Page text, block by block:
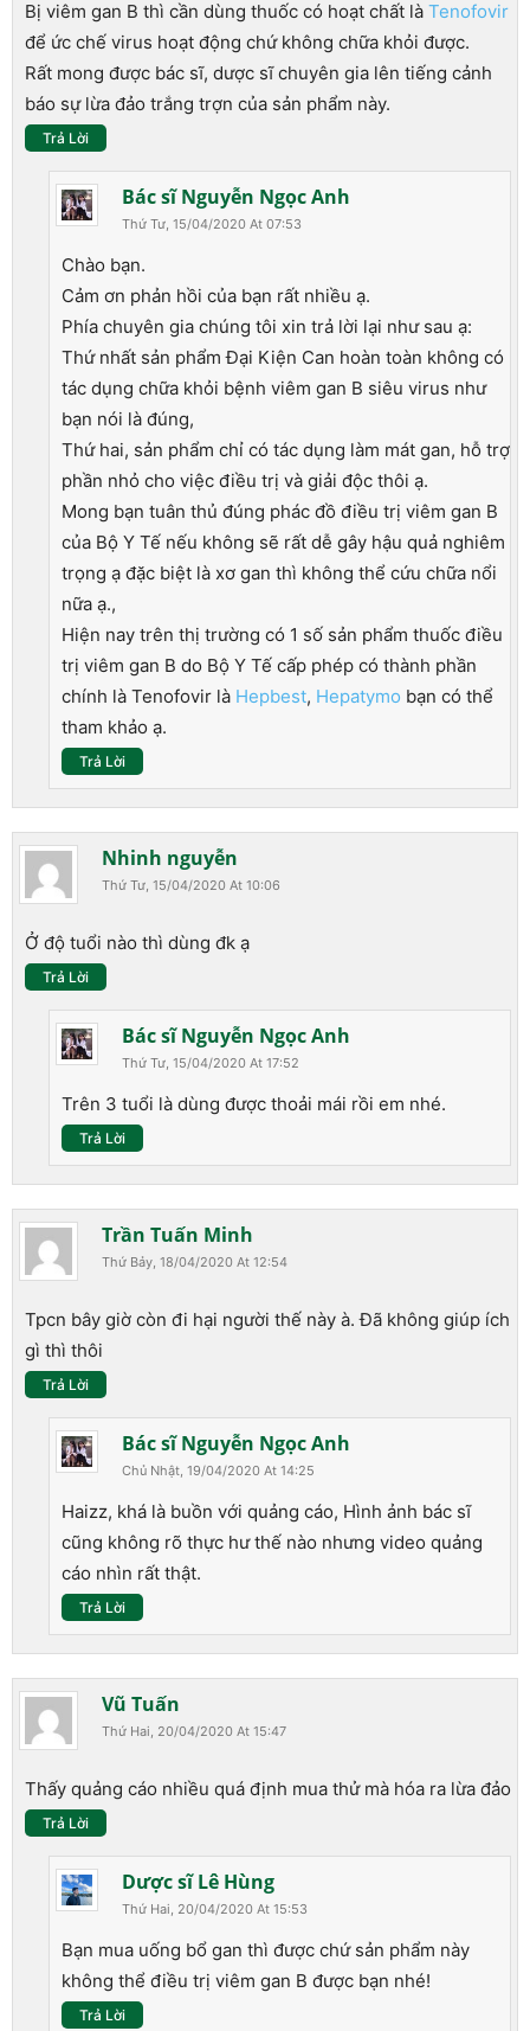
Bị viêm gan B thì cần dùng thuốc có hoạt chất là Tenofovir
để ức chế virus hoạt động chứ không chữa khỏi được.
Rất mong được bác sĩ, dược sĩ chuyên gia lên tiếng cảnh
báo sự lừa đảo trắng trợn của sản phẩm này.
Trả Lời
Bác sĩ Nguyễn Ngọc Anh
Thứ Tư, 15/04/2020 At 07:53
Chào bạn.
Cảm ơn phản hồi của bạn rất nhiều ạ.
Phía chuyên gia chúng tôi xin trả lời lại như sau ạ:
Thứ nhất sản phẩm Đại Kiện Can hoàn toàn không có
tác dụng chữa khỏi bệnh viêm gan B siêu virus như
bạn nói là đúng,
Thứ hai, sản phẩm chỉ có tác dụng làm mát gan, hỗ trợ
phần nhỏ cho việc điều trị và giải độc thôi ạ.
Mong bạn tuân thủ đúng phác đồ điều trị viêm gan B
của Bộ Y Tế nếu không sẽ rất dễ gây hậu quả nghiêm
trọng ạ đặc biệt là xơ gan thì không thể cứu chữa nổi
nữa ạ.,
Hiện nay trên thị trường có 1 số sản phẩm thuốc điều
trị viêm gan B do Bộ Y Tế cấp phép có thành phần
chính là Tenofovir là Hepbest, Hepatymo bạn có thể
tham khảo ạ.
Trả Lời
Nhinh nguyễn
Thứ Tư, 15/04/2020 At 10:06
Ở độ tuổi nào thì dùng đk ạ
Trả Lời
Bác sĩ Nguyễn Ngọc Anh
Thứ Tư, 15/04/2020 At 17:52
Trên 3 tuổi là dùng được thoải mái rồi em nhé.
Trả Lời
Trần Tuấn Minh
Thứ Bảy, 18/04/2020 At 12:54
Tpcn bây giờ còn đi hại người thế này à. Đã không giúp ích
gì thì thôi
Trả Lời
Bác sĩ Nguyễn Ngọc Anh
Chủ Nhật, 19/04/2020 At 14:25
Haizz, khá là buồn với quảng cáo, Hình ảnh bác sĩ
cũng không rõ thực hư thế nào nhưng video quảng
cáo nhìn rất thật.
Trả Lời
Vũ Tuấn
Thứ Hai, 20/04/2020 At 15:47
Thấy quảng cáo nhiều quá định mua thử mà hóa ra lừa đảo
Trả Lời
Dược sĩ Lê Hùng
Thứ Hai, 20/04/2020 At 15:53
Bạn mua uống bổ gan thì được chứ sản phẩm này
không thể điều trị viêm gan B được bạn nhé!
Trả Lời